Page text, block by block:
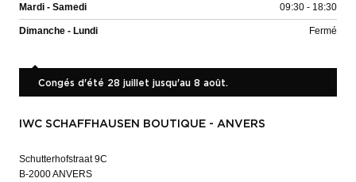
Mardi - Samedi 09:30 - 18:30
Dimanche - Lundi Fermé
Congés d'été 28 juillet jusqu'au 8 août.
IWC SCHAFFHAUSEN BOUTIQUE - ANVERS
Schutterhofstraat 9C
B-2000 ANVERS